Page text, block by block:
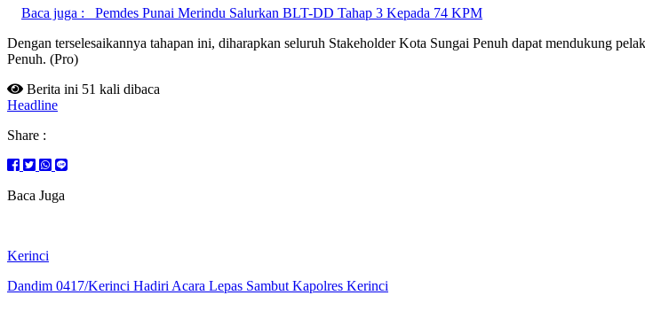
Baca juga :
Pemdes Punai Merindu Salurkan BLT-DD Tahap 3 Kepada 74 KPM
Dengan terselesaikannya tahapan ini, diharapkan seluruh Stakeholder Kota Sungai Penuh dapat mendukung
Penuh. (Pro)
Berita ini 51 kali dibaca
Headline
Share :
Baca Juga
Kerinci
Dandim 0417/Kerinci Hadiri Acara Lepas Sambut Kapolres Kerinci